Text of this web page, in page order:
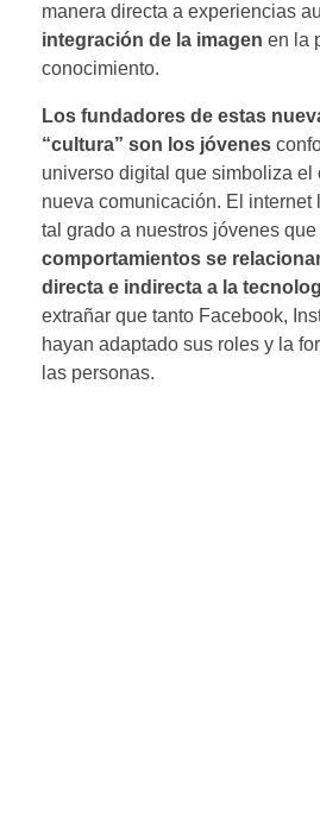
manera directa a experiencias
integración de la imagen en la
conocimiento.
Los fundadores de estas
“cultura” son los jóvenes
universo digital que simboliza el
nueva comunicación. El internet
tal grado a nuestros jóvenes que
comportamientos se
directa e indirecta a la
extrañar que tanto Facebook,
hayan adaptado sus roles y la
las personas.